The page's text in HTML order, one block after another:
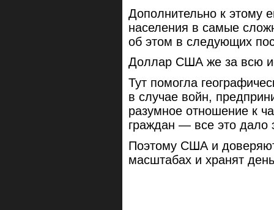
Дополнительно к этому
населения в самые
об этом в следующих
Доллар США же за всю
Тут помогла
в случае войн,
разумное отношение к
граждан — все это дало
Поэтому США и
масштабах и хранят